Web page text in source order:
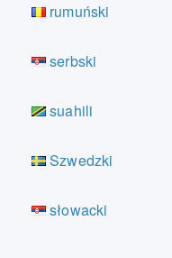
rumuński
serbski
suahili
Szwedzki
słowacki